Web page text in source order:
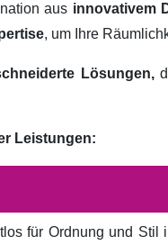
aus innovativem
, um Ihre
Lösungen,
Leistungen:
für Ordnung und Stil